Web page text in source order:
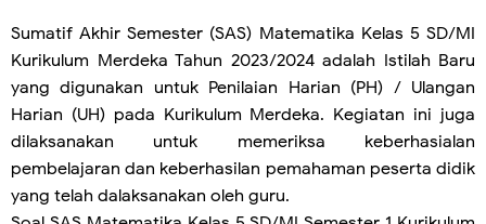
Sumatif Akhir Semester (SAS) Matematika Kelas 5 SD/MI
Kurikulum Merdeka Tahun 2023/2024adalah Istilah Baru
yang digunakan untuk Penilaian Harian (PH) / Ulangan
Harian (UH) pada Kurikulum Merdeka. Kegiatan ini juga
dilaksanakan untuk memeriksa keberhasialan
pembelajaran dan keberhasilan pemahaman peserta didik
yang telah dalaksanakan oleh guru.